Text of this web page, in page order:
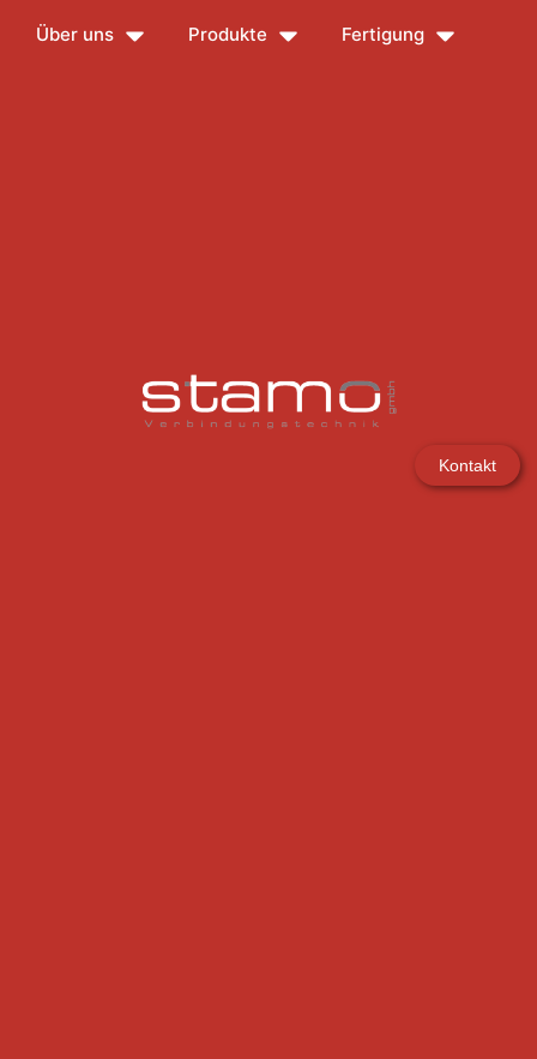
Über uns Produkte Fertigung
Kontakt